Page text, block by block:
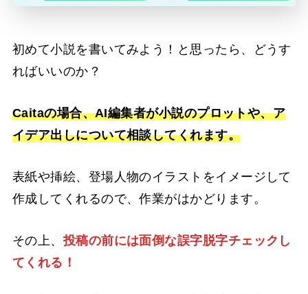
初めて小説を書いてみよう！と思ったら、どうす
ればいいのか？
Caitaの場合、AI編集者が小説のプロットや、ア
イデア出しについて相談してくれます。
表紙や挿絵、登場人物のイラストをイメージして
作成してくれるので、作業がはかどります。
その上、投稿の前には面倒な誤字脱字チェックし
てくれる！